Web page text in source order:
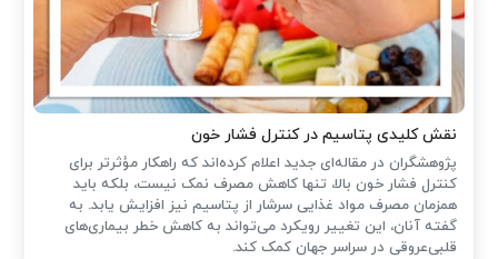
نقش کلیدی پتاسیم در کنترل فشار خون
پژوهشگران در مقاله‌ای جدید اعلام کرده‌اند که راهکار مؤثرتر برای
کنترل فشار خون بالا، تنها کاهش مصرف نمک نیست، بلکه باید
همزمان مصرف مواد غذایی سرشار از پتاسیم نیز افزایش یابد. به
گفته آنان، این تغییر رویکرد می‌تواند به کاهش خطر بیماری‌های
قلبی‌عروقی در سراسر جهان کمک کند.